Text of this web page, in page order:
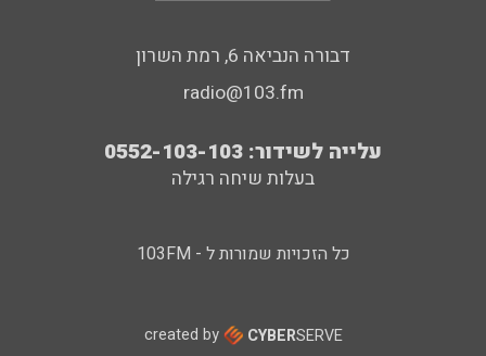
דבורה הנביאה 6, רמת השרון
radio@103.fm
עלייה לשידור: 0552-103-103
בעלות שיחה רגילה
כל הזכויות שמורות ל - 103FM
created by CYBERSERVE